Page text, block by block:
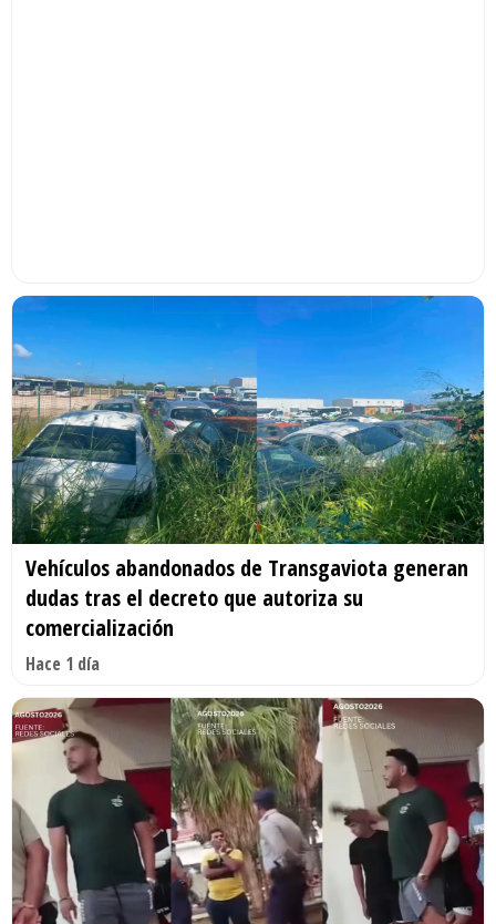
Vehículos abandonados de Transgaviota generan
dudas tras el decreto que autoriza su
comercialización
Hace 1 día